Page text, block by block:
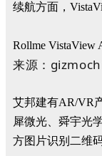
续航方面，
Rollme
来源：
艾邦建有AR/VR
犀微光、舜宇光
方图片识别二维